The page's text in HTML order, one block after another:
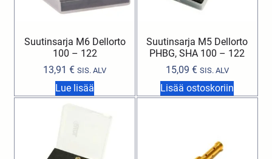
Suutinsarja M6 Dellorto
100 – 122
13,91€ SIS. ALV
Lue lisää
Suutinsarja M5 Dellorto
PHBG, SHA 100 – 122
15,09 € SIS. ALV
Lisää ostoskoriin